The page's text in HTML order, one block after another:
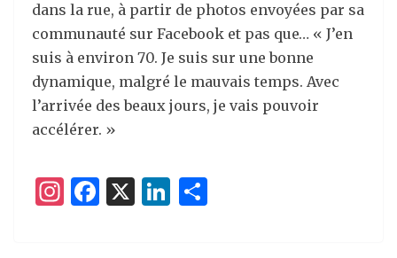
dans la rue, à partir de photos envoyées par sa
communauté sur Facebook et pas que… « J’en
suis à environ 70. Je suis sur une bonne
dynamique, malgré le mauvais temps. Avec
l’arrivée des beaux jours, je vais pouvoir
accélérer. »
I
F
X
Li